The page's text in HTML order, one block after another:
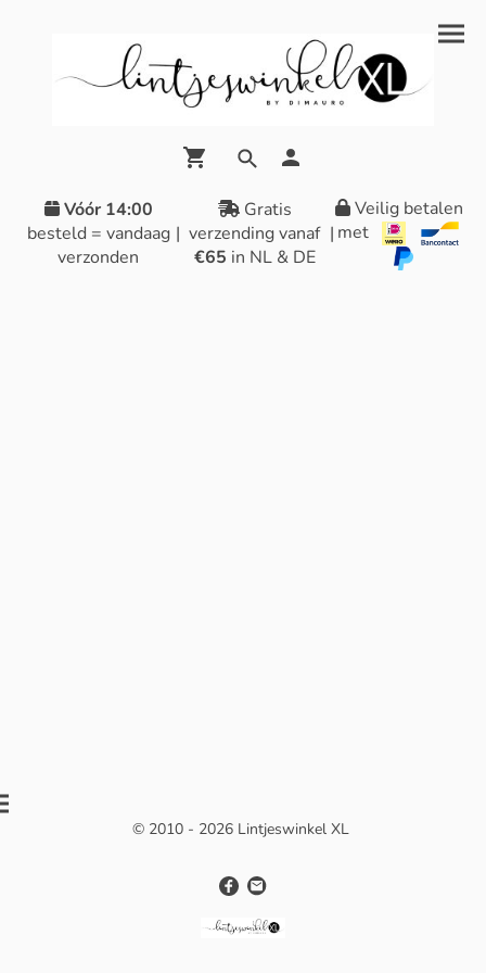
Vóór 14:00
besteld = vandaag
verzonden
|
Gratis
verzending vanaf
€65 in NL & DE
|
Veilig betalen
met
© 2010 - 2026 Lintjeswinkel XL